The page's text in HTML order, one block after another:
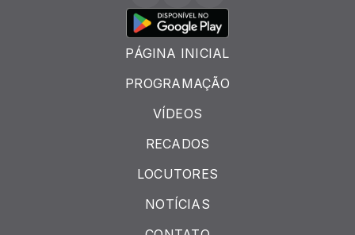
PÁGINA INICIAL
PROGRAMAÇÃO
VÍDEOS
RECADOS
LOCUTORES
NOTÍCIAS